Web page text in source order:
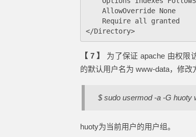
</Directory>
【 7 】
为了保证 apache 由权限
的默认用户名为 www-data，修改
$ sudo usermod -a -G huoty
huoty为当前用户的用户组。